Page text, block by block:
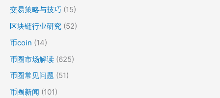
交易策略与技巧 (15)
区块链行业研究 (52)
币coin (14)
币圈市场解读 (625)
币圈常见问题 (51)
币圈新闻 (101)